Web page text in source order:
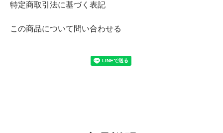
特定商取引法に基づく表記
この商品について問い合わせる